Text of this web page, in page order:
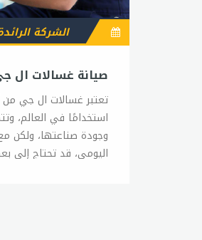
صيانة غسالات ال
الشركة
تعتبر غسالات ال جي من
استخدامًا في العالم،
وجودة صناعتها، ولكن
اليومي، قد تحتاج إلى